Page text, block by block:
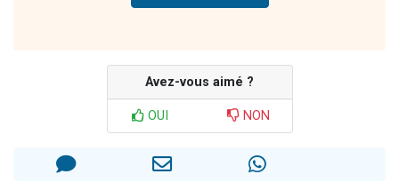
Avez-vous aimé ?
OUI NON